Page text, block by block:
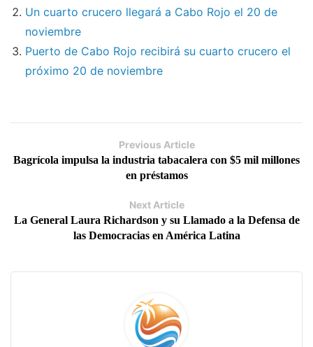
Un cuarto crucero llegará a Cabo Rojo el 20 de
noviembre
Puerto de Cabo Rojo recibirá su cuarto crucero el
próximo 20 de noviembre
Previous Article
Bagrícola impulsa la industria tabacalera con $5 mil millones
en préstamos
Next Article
La General Laura Richardson y su Llamado a la Defensa de
las Democracias en América Latina